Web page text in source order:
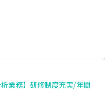
業務】研修制度充実/年間